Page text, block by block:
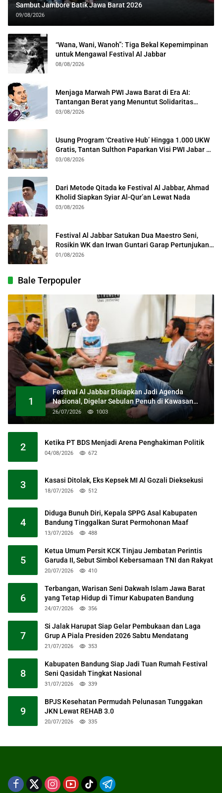
Sambut Jambore Batik Jawa Barat 2026
09/08/2026
“Wana, Wani, Wanoh”: Tiga Bekal Kepemimpinan
untuk Mengawal Festival Al Jabbar
08/08/2026
Menjaga Marwah PWI Jawa Barat di Era AI:
Tantangan Berat yang Menuntut Solidaritas
Lintas Generasi
03/08/2026
Usung Program ‘Creative Hub’ Hingga 1.000 UKW
Gratis, Tantan Sulthon Paparkan Visi PWI Jabar di
Kota Bogor
03/08/2026
Dari Metode Qitada ke Festival Al Jabbar, Ahmad
Kholid Siapkan Syiar Al-Qur’an Lewat Nada
03/08/2026
Festival Al Jabbar Satukan Dua Maestro Seni,
Rosikin WK dan Irwan Guntari Garap Pertunjukan
Kolosal
01/08/2026
Bale Terpopuler
1
Festival Al Jabbar Disiapkan Jadi Agenda
Nasional, Digelar Sebulan Penuh di Kawasan
Masjid Raya Al Jabbar
26/07/2026 1003
2 Ketika PT BDS Menjadi Arena Penghakiman Politik
04/08/2026 672
3 Kasasi Ditolak, Eks Kepsek MI Al Gozali Dieksekusi
18/07/2026 512
4
Diduga Bunuh Diri, Kepala SPPG Asal Kabupaten
Bandung Tinggalkan Surat Permohonan Maaf
13/07/2026 488
5
Ketua Umum Persit KCK Tinjau Jembatan Perintis
Garuda II, Sebut Simbol Kebersamaan TNI dan Rakyat
20/07/2026 410
6
Terbangan, Warisan Seni Dakwah Islam Jawa Barat
yang Tetap Hidup di Timur Kabupaten Bandung
24/07/2026 356
7
Si Jalak Harupat Siap Gelar Pembukaan dan Laga
Grup A Piala Presiden 2026 Sabtu Mendatang
21/07/2026 353
8
Kabupaten Bandung Siap Jadi Tuan Rumah Festival
Seni Qasidah Tingkat Nasional
31/07/2026 339
9
BPJS Kesehatan Permudah Pelunasan Tunggakan
JKN Lewat REHAB 3.0
20/07/2026 335